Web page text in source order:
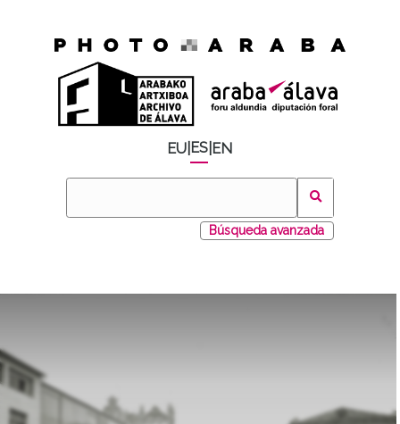
EU ES EN
Búsqueda avanzada